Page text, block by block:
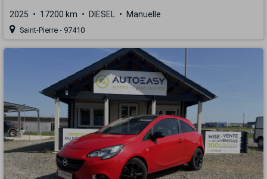
2025 17200 km DIESEL Manuelle
Saint-Pierre - 97410